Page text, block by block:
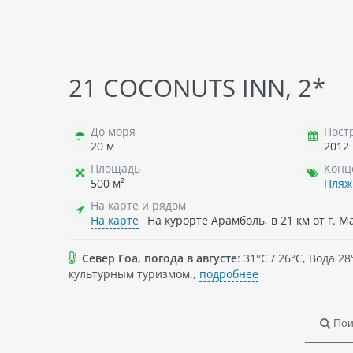
21 COCONUTS INN, 2*
До моря
20 м
2012
Площадь
500 м²
На карте и рядом
На карте
На курорте Арамболь, в 21 км от г.
Север Гоа, погода в августе: 31°C / 26°C, Вода
культурным туризмом., подробнее
на пляже
побережье
Индия, Общее количество номеров:
10.